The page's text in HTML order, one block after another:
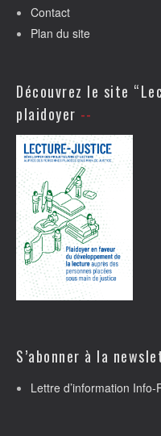
Contact
Plan du site
Découvrez le site
plaidoyer
S’abonner à la
Lettre d’information Info-